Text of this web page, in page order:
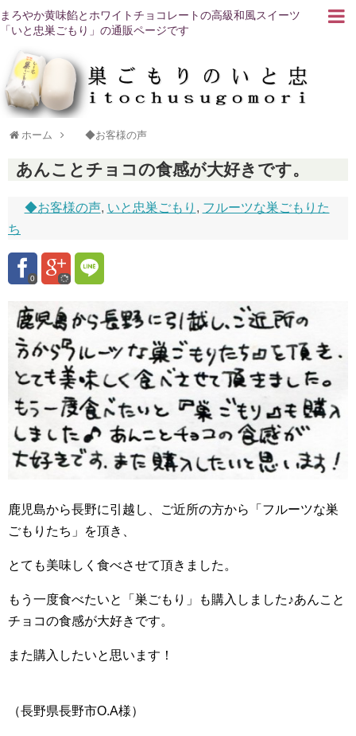
まろやか黄味餡とホワイトチョコレートの高級和風スイーツ
「いと忠巣ごもり」の通販ページです
ホーム ◆お客様の声
あんことチョコの食感が大好きです。
◆お客様の声, いと忠巣ごもり , フルーツな巣ごもりた
ち
0
鹿児島から長野に引越し、ご近所の方から「フルーツな巣
ごもりたち」を頂き、
とても美味しく食べさせて頂きました。
もう一度食べたいと「巣ごもり」も購入しました♪あんこと
チョコの食感が大好きです。
また購入したいと思います！
（長野県長野市O.A様）